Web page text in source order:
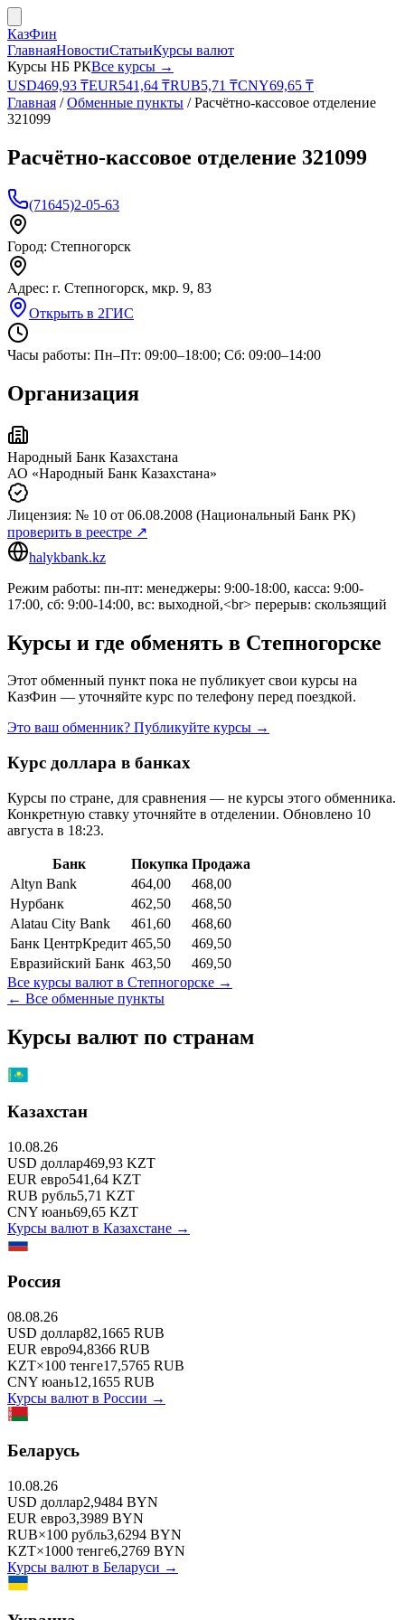
КазФин
ГлавнаяНовостиСтатьиКурсы валют
Курсы НБ РКВсе курсы →
USD469,93 ₸EUR541,64 ₸RUB5,71 ₸CNY69,65 ₸
Главная /Обменные пункты /Расчётно-кассовое отделение
321099
Расчётно-кассовое отделение 321099
(71645)2-05-63
Город: Степногорск
Адрес: г. Степногорск, мкр. 9, 83
Открыть в 2ГИС
Часы работы: Пн–Пт: 09:00–18:00; Сб: 09:00–14:00
Организация
Народный Банк Казахстана
АО «Народный Банк Казахстана»
Лицензия: № 10 от 06.08.2008 (Национальный Банк РК)
проверить в реестре ↗
halykbank.kz
Режим работы: пн-пт: менеджеры: 9:00-18:00, касса: 9:00-
17:00, сб: 9:00-14:00, вс: выходной,<br> перерыв: скользящий
Курсы и где обменять в Степногорске
Этот обменный пункт пока не публикует свои курсы на
КазФин — уточняйте курс по телефону перед поездкой.
Это ваш обменник? Публикуйте курсы →
Курс доллара в банках
Курсы по стране, для сравнения — не курсы этого обменника.
Конкретную ставку уточняйте в отделении. Обновлено 10
августа в 18:23.
Банк Покупка Продажа
Altyn Bank
464,00
468,00
Нурбанк
462,50
468,50
Alatau City Bank
461,60
468,60
Банк ЦентрКредит 465,50
469,50
Евразийский Банк 463,50
469,50
Все курсы валют в Степногорске →
← Все обменные пункты
Курсы валют по странам
Казахстан
10.08.26
USD доллар469,93 KZT
EUR евро541,64 KZT
RUB рубль5,71 KZT
CNY юань69,65 KZT
Курсы валют в Казахстане →
Россия
08.08.26
USD доллар82,1665 RUB
EUR евро94,8366 RUB
KZT×100 тенге17,5765 RUB
CNY юань12,1655 RUB
Курсы валют в России →
Беларусь
10.08.26
USD доллар2,9484 BYN
EUR евро3,3989 BYN
RUB×100 рубль3,6294 BYN
KZT×1000 тенге6,2769 BYN
Курсы валют в Беларуси →